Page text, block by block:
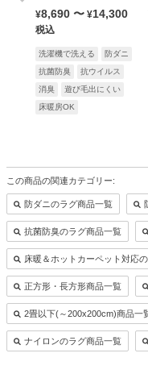
¥8,690 〜 ¥14,300
税込
洗濯機で洗える
防ダニ
抗菌防臭
抗ウイルス
消臭
遊び毛出にくい
床暖房OK
この商品の関連カテゴリー:
防ダニのラグ商品一覧
抗菌防臭のラグ商品一覧
床暖＆ホットカーペット対応
正方形・長方形商品一覧
2畳以下(～200x200cm)商品一
ナイロンのラグ商品一覧